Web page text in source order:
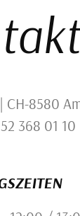
CH-8580
368 01 10